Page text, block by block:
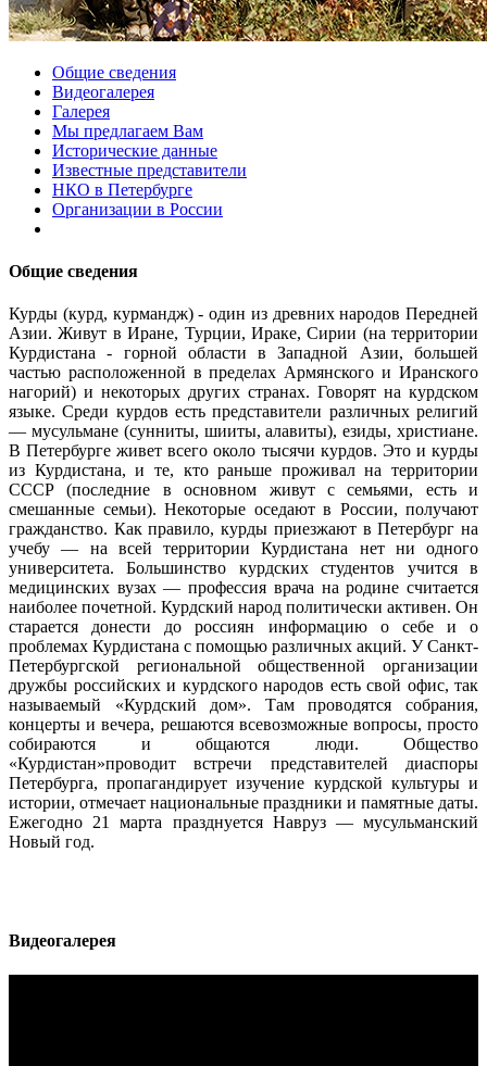
Общие сведения
Видеогалерея
Галерея
Мы предлагаем Вам
Исторические данные
Известные представители
НКО в Петербурге
Организации в России
Общие сведения
Курды (курд, курмандж) - один из древних народов Передней
Азии. Живут в Иране, Турции, Ираке, Сирии (на территории
Курдистана - горной области в Западной Азии, большей
частью расположенной в пределах Армянского и Иранского
нагорий) и некоторых других странах. Говорят на курдском
языке. Среди курдов есть представители различных религий
— мусульмане (сунниты, шииты, алавиты), езиды, христиане.
В Петербурге живет всего около тысячи курдов. Это и курды
из Курдистана, и те, кто раньше проживал на территории
СССР (последние в основном живут с семьями, есть и
смешанные семьи). Некоторые оседают в России, получают
гражданство. Как правило, курды приезжают в Петербург на
учебу — на всей территории Курдистана нет ни одного
университета. Большинство курдских студентов учится в
медицинских вузах — профессия врача на родине считается
наиболее почетной. Курдский народ политически активен. Он
старается донести до россиян информацию о себе и о
проблемах Курдистана с помощью различных акций. У Санкт-
Петербургской региональной общественной организации
дружбы российских и курдского народов есть свой офис, так
называемый «Курдский дом». Там проводятся собрания,
концерты и вечера, решаются всевозможные вопросы, просто
собираются и общаются люди. Общество
«Курдистан»проводит встречи представителей диаспоры
Петербурга, пропагандирует изучение курдской культуры и
истории, отмечает национальные праздники и памятные даты.
Ежегодно 21 марта празднуется Навруз — мусульманский
Новый год.
Видеогалерея